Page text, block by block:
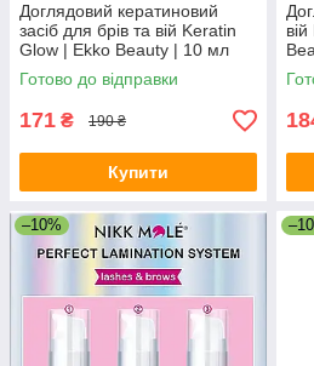
Доглядовий кератиновий
засіб для брів та вій Keratin
Glow | Ekko Beauty | 10 мл
Готово до відправки
171 ₴ 190 ₴
Купити
–10%